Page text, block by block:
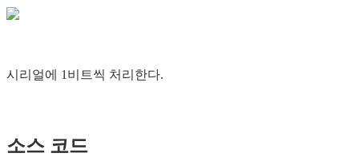
시리얼에 1비트씩 처리한다.
소스 코드